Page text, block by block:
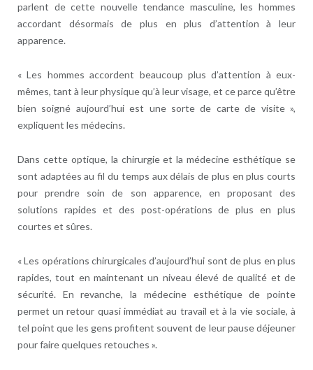
parlent de cette nouvelle tendance masculine, les hommes
accordant désormais de plus en plus d’attention à leur
apparence.
« Les hommes accordent beaucoup plus d’attention à eux-
mêmes, tant à leur physique qu’à leur visage, et ce parce qu’être
bien soigné aujourd’hui est une sorte de carte de visite »,
expliquent les médecins.
Dans cette optique, la chirurgie et la médecine esthétique se
sont adaptées au fil du temps aux délais de plus en plus courts
pour prendre soin de son apparence, en proposant des
solutions rapides et des post-opérations de plus en plus
courtes et sûres.
« Les opérations chirurgicales d’aujourd’hui sont de plus en plus
rapides, tout en maintenant un niveau élevé de qualité et de
sécurité. En revanche, la médecine esthétique de pointe
permet un retour quasi immédiat au travail et à la vie sociale, à
tel point que les gens profitent souvent de leur pause déjeuner
pour faire quelques retouches ».